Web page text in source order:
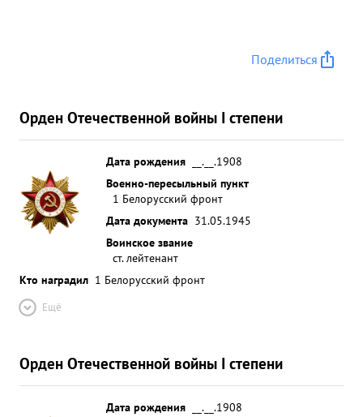
Поделиться
Орден Отечественной войны I степени
Дата рождения
__.__.1908
Военно-пересыльный пункт
1 Белорусский фронт
Дата документа 31.05.1945
Воинское звание
ст. лейтенант
Кто наградил 1 Белорусский фронт
Ещё
Орден Отечественной войны I степени
Дата рождения
__.__.1908